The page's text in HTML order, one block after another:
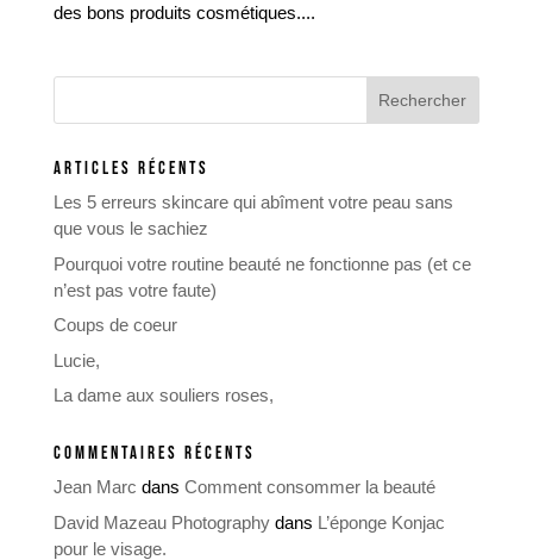
des bons produits cosmétiques....
ARTICLES RÉCENTS
Les 5 erreurs skincare qui abîment votre peau sans
que vous le sachiez
Pourquoi votre routine beauté ne fonctionne pas (et ce
n’est pas votre faute)
Coups de coeur
Lucie,
La dame aux souliers roses,
COMMENTAIRES RÉCENTS
Jean Marc dans Comment consommer la beauté
David Mazeau Photographydans L’éponge Konjac
pour le visage.